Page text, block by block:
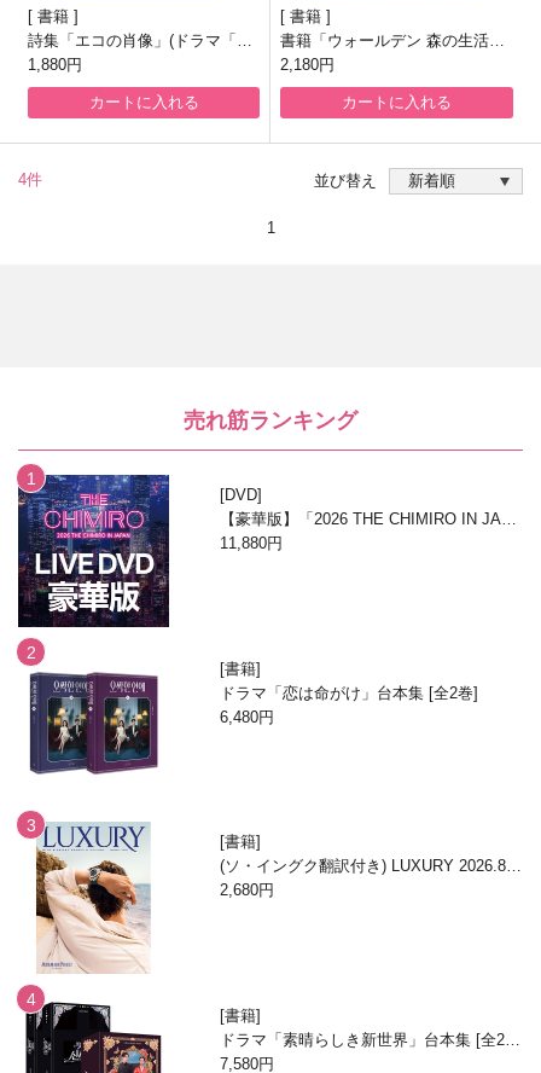
書籍
詩集「エコの肖像」(ドラマ「海
街チャチャチャ」登場本)
1,880円
カートに入れる
書籍
書籍「ウォールデン 森の生活」
(ドラマ「海街チャチャチャ」登
場本)
2,180円
カートに入れる
4件
1
並び替え
売れ筋ランキング
DVD
【豪華版】「2026 THE CHIMIRO IN JAPA
N」DVD
11,880円
書籍
ドラマ「恋は命がけ」台本集 [全2巻]
6,480円
書籍
(ソ・イングク翻訳付き) LUXURY 2026.8月
号
2,680円
書籍
ドラマ「素晴らしき新世界」台本集 [全2
巻/ブックケースエディション]
7,580円